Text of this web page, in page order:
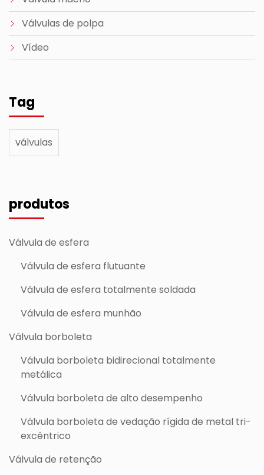
Válvulas de polpa
Vídeo
Tag
válvulas
produtos
Válvula de esfera
Válvula de esfera flutuante
Válvula de esfera totalmente soldada
Válvula de esfera munhão
Válvula borboleta
Válvula borboleta bidirecional totalmente
metálica
Válvula borboleta de alto desempenho
Válvula borboleta de vedação rígida de metal tri-
excêntrico
Válvula de retenção